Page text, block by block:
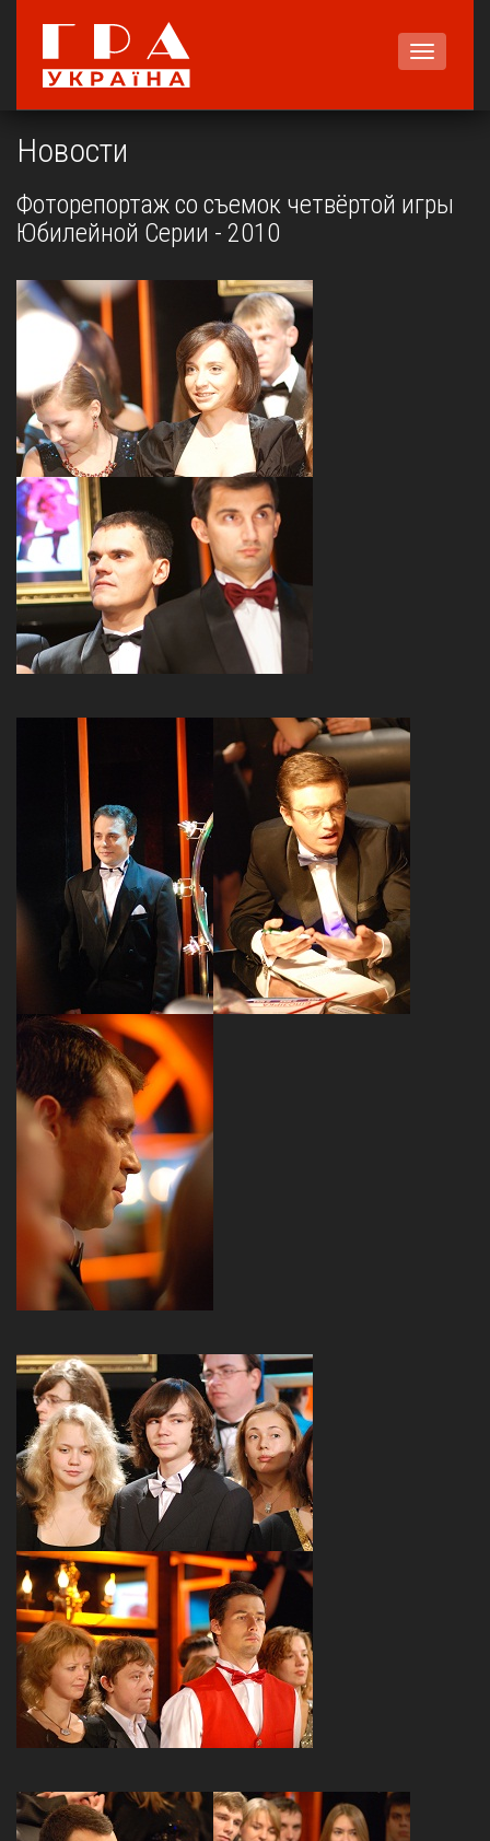
Меню
Новости
Фоторепортаж со съемок четвёртой игры
Юбилейной Серии - 2010